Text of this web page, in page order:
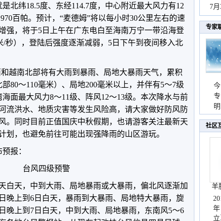
北纬18.5度、东经114.7度，中心附近最大风力有12
百帕。预计，“麦德姆”将以每小时30公里左右的速
强，将于5日上午在广东电白至海南万宁一带沿海登
/秒），登陆后强度逐渐减弱，5日下午到夜间移入北
越南北部将有大雨到暴雨、局地大暴雨天气，累积
80～110毫米）、局地200毫米以上，并伴有5～7级
面最大风力8～11级、阵风12～13级。本次降水与前
流洪水、地质灾害等发生风险高，请大家做好防风防
。同时目前正值国庆中秋假期，也请游客关注最新天
划，也避免前往可能出现强降雨的山区游玩。
报：
台风四级预警
白天，中到大雨、局地暴雨或大暴雨，偏北风逐渐加
晚上到6日白天，暴雨到大暴雨、局地特大暴雨，旋
晚上到7日白天，中到大雨、局地暴雨，东南风5～6
秀
7
专家
社区
羊
年